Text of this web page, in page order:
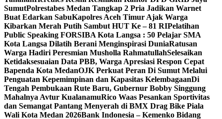
SumutPolrestabes Medan Tangkap 2 Pria Jadikan Warnet
Buat Edarkan SabuKapolres Aceh Timur Ajak Warga
Kibarkan Merah Putih Sambut HUT Ke – 81 RIPelatihan
Public Speaking FORSIBA Kota Langsa : 50 Pelajar SMA
Kota Langsa Dilatih Berani Menginspirasi DuniaRatusan
Warga Hadiri Peresmian Musholla RahmatullahSelesaikan
Ketidaksesuaian Data PBB, Warga Apresiasi Respon Cepat
Bapenda Kota MedanOJK Perkuat Peran Di Sumut Melalui
Penguatan Kepemimpinan dan Kapasitas KelembagaanDi
Tengah Pembukaan Rute Baru, Gubernur Bobby Singgung
Mahalnya Avtur KualanamuRico Waas Pesankan Sportivitas
dan Semangat Pantang Menyerah di BMX Drag Bike Piala
Wali Kota Medan 2026Bank Indonesia – Kemenko Bidang